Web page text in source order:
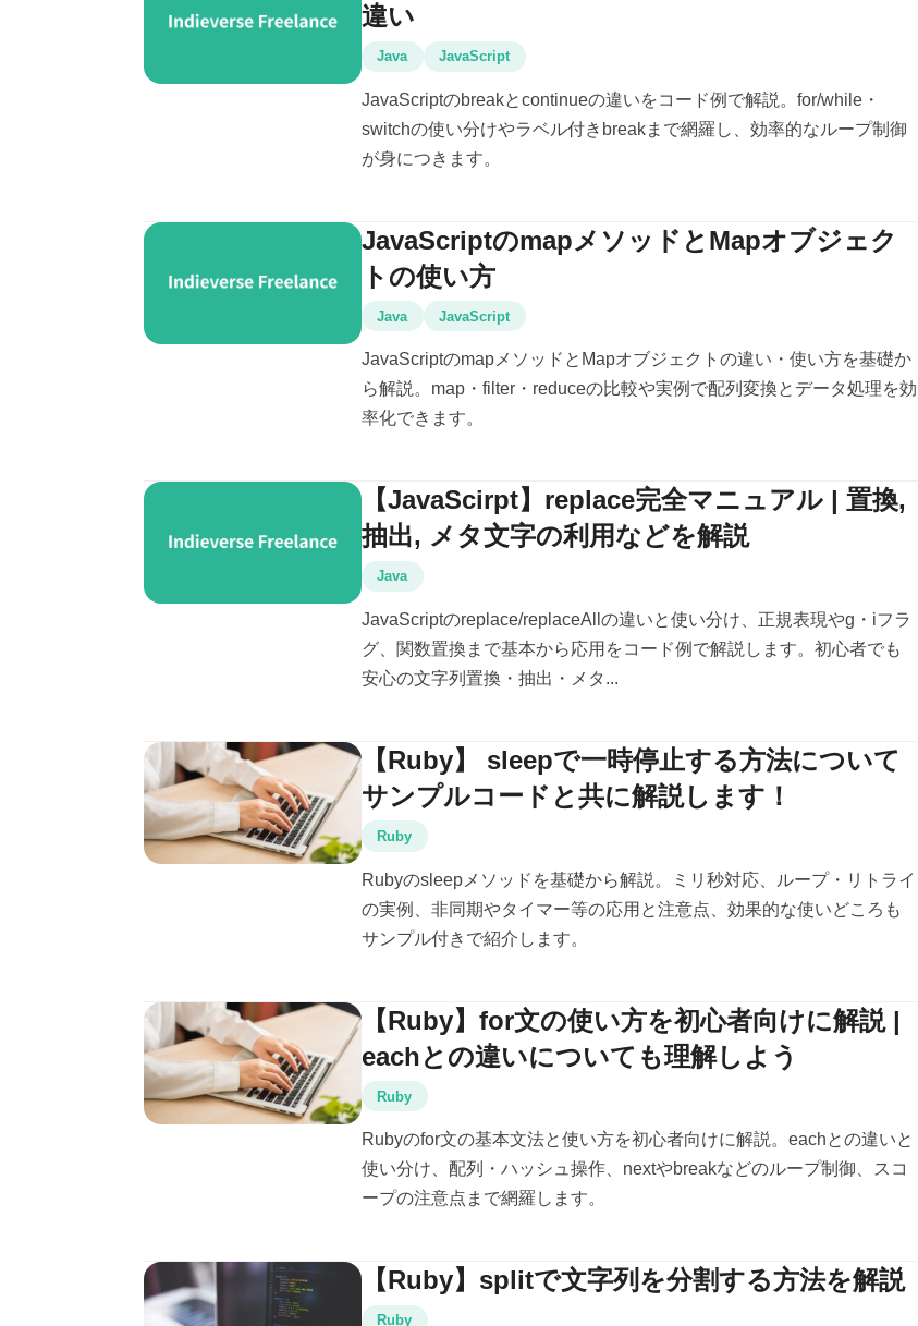
違い
Java JavaScript
JavaScriptのbreakとcontinueの違いをコード例で解説。for/while・
switchの使い分けやラベル付きbreakまで網羅し、効率的なループ制御
が身につきます。
JavaScriptのmapメソッドとMapオブジェク
トの使い方
Java JavaScript
JavaScriptのmapメソッドとMapオブジェクトの違い・使い方を基礎か
ら解説。map・filter・reduceの比較や実例で配列変換とデータ処理を効
率化できます。
【JavaScirpt】replace完全マニュアル | 置換,
抽出, メタ文字の利用などを解説
Java
JavaScriptのreplace/replaceAllの違いと使い分け、正規表現やg・iフラ
グ、関数置換まで基本から応用をコード例で解説します。初心者でも
安心の文字列置換・抽出・メタ...
【Ruby】 sleepで一時停止する方法について
サンプルコードと共に解説します！
Ruby
Rubyのsleepメソッドを基礎から解説。ミリ秒対応、ループ・リトライ
の実例、非同期やタイマー等の応用と注意点、効果的な使いどころも
サンプル付きで紹介します。
【Ruby】for文の使い方を初心者向けに解説 |
eachとの違いについても理解しよう
Ruby
Rubyのfor文の基本文法と使い方を初心者向けに解説。eachとの違いと
使い分け、配列・ハッシュ操作、nextやbreakなどのループ制御、スコ
ープの注意点まで網羅します。
【Ruby】splitで文字列を分割する方法を解説
Ruby